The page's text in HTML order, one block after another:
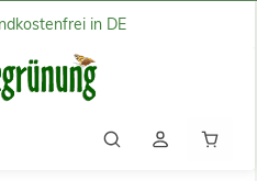
in DE